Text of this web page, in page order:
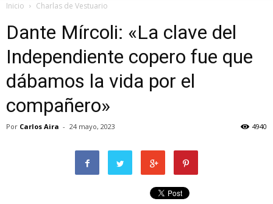
Inicio Charlas de Vestuario
Dante Mírcoli: «La clave del
Independiente copero fue que
dábamos la vida por el
compañero»
Por Carlos Aira - 24 mayo, 2023 4940